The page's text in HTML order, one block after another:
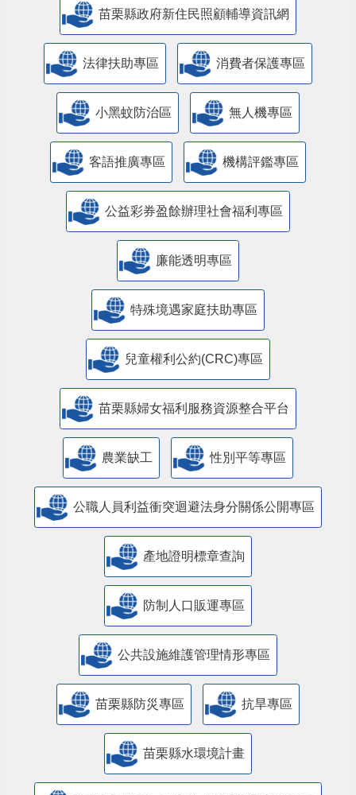
苗栗縣政府新住民照顧輔導資訊網
法律扶助專區 消費者保護專區
小黑蚊防治區 無人機專區
客語推廣專區 機構評鑑專區
公益彩券盈餘辦理社會福利專區
廉能透明專區
特殊境遇家庭扶助專區
兒童權利公約(CRC)專區
苗栗縣婦女福利服務資源整合平台
農業缺工 性別平等專區
公職人員利益衝突迴避法身分關係公開專區
產地證明標章查詢
防制人口販運專區
​公共設施維護管理情形專區
苗栗縣防災專區 抗旱專區
苗栗縣水環境計畫